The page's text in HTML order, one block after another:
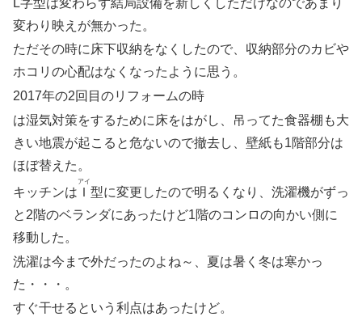
変わり映えが無かった。
ただその時に床下収納をなくしたので、収納部分のカビや
ホコリの心配はなくなったように思う。
2017年の2回目のリフォームの時
は湿気対策をするために床をはがし、吊ってた食器棚も大
きい地震が起こると危ないので撤去し、壁紙も1階部分は
ほぼ替えた。
キッチンは Ｉ
アイ
型に変更したので明るくなり、洗濯機がずっ
と2階のベランダにあったけど1階のコンロの向かい側に
移動した。
洗濯は今まで外だったのよね～、夏は暑く冬は寒かっ
た・・・。
すぐ干せるという利点はあったけど。